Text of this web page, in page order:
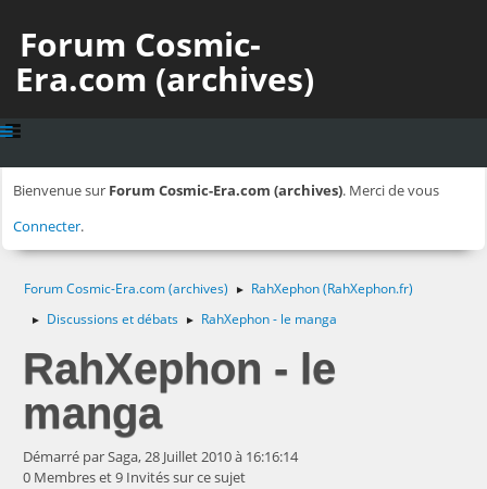
Forum Cosmic-
Era.com (archives)
Bienvenue sur Forum Cosmic-Era.com (archives). Merci de vous
Connecter.
Forum Cosmic-Era.com (archives) ► RahXephon (RahXephon.fr)
► Discussions et débats ► RahXephon - le manga
RahXephon - le
manga
Démarré par Saga, 28 Juillet 2010 à 16:16:14
0 Membres et 9 Invités sur ce sujet